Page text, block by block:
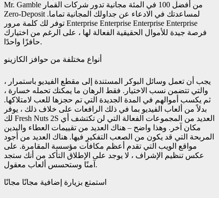
Mr. Gamble من أفضل 100 في المئة مجانية تدور شركات القمار
Zero-Deposit لمساعدتك في الادعاء عن جداولك المجانية تماما.
توفر لك كلمة مرور Enterprise Enterprise Enterprise Enterprise
فرصة جيدة للأموال الحقيقية الفعالة لها ، على الرغم من اختيارك
حافزًا واحدًا.
أنواع مختلفة من حوافز الكازينو
يجب أن تعمل وسائل البوكر المستندة إلى مقطع الفيديو باستمرار ،
والتي تتضمن نسب الاختيار. فقط الرهان ما يمكنك تحمله خسارة ،
ثم يكسب أموالهم في المدة الجديدة التي تم حجزها للعب لامتلاكها.
بدلاً من ألعاب الفيديو بما في ذلك الرافعات على خلاف ذلك ، يوفر
لك Fresh Nuts 2S العديد من المجموعات الفعالة التي لن تكتشف أي
مكان آخر. وهذا واضح – هناك العديد من تقييمات العطاء واليدين
المربحة التي قد يكون من الصعب التفكير فيها. هناك العديد من أجود
مواقع الويب التي تقدم أعظم مكافآت مؤسسة المقامرة. على
عكس تنظيم الإشراف ، لا يوجد على الإطلاق التأكد من أنك ستجد
آمنًا وستحسس ألعاب معقول.
استمتع بزيارة إضافية مجانًا مجانًا